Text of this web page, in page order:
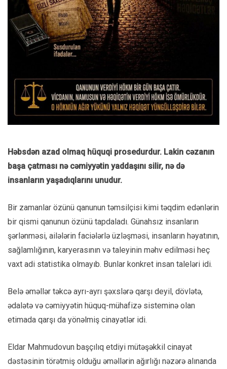
Həbsdən azad olmaq hüquqi prosedurdur. Lakin cəzanın
başa çatması nə cəmiyyətin yaddaşını silir, nə də
insanların yaşadıqlarını unudur.
Bir zamanlar özünü qanunun təmsilçisi kimi təqdim edənlərin
bir qismi qanunun özünü tapdaladı. Günahsız insanların
şərlənməsi, ailələrin faciələrlə üzləşməsi, insanların həyatının,
sağlamlığının, karyerasının və taleyinin məhv edilməsi heç
vaxt adi statistika olmayıb. Bunlar konkret insan taleləri idi.
Belə əməllər təkcə ayrı-ayrı şəxslərə qarşı deyil, dövlətə,
ədalətə və cəmiyyətin hüquq-mühafizə sisteminə olan
etimada qarşı da yönəlmiş cinayətlər idi.
Eldar Mahmudovun başçılıq etdiyi mütəşəkkil cinayət
dəstəsinin törətmiş olduğu əməllərin ağırlığı nəzərə alınanda